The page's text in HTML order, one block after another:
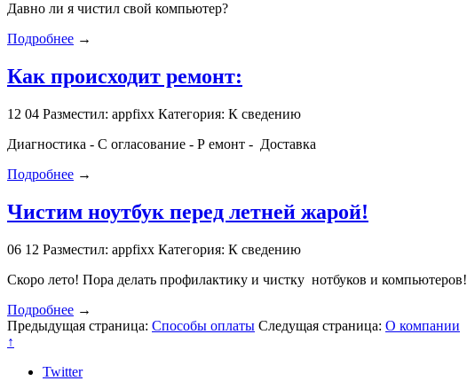
Давно ли я чистил свой компьютер?
Подробнее →
Как происходит ремонт:
12 04 Разместил: appfixx Категория: К сведению
Диагностика - С огласование - Р емонт - Доставка
Подробнее →
Чистим ноутбук перед летней жарой!
06 12 Разместил: appfixx Категория: К сведению
Скоро лето! Пора делать профилактику и чистку нотбуков и компьютеров!
Подробнее →
Предыдущая страница: Способы оплаты Следущая страница: О компании
↑
Twitter